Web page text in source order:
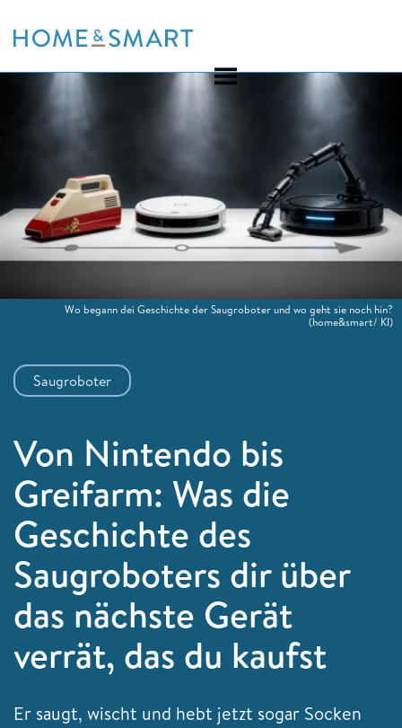
to
Saugroboter
Von Nintendo bis
Greifarm: Was die
Geschichte des
Saugroboters dir über
das nächste Gerät
verrät, das du kaufst
Er saugt, wischt und hebt jetzt sogar Socken
Wo begann dei Geschichte der Saugroboter und wo geht sie noch hin?
(home&smart/ KI)